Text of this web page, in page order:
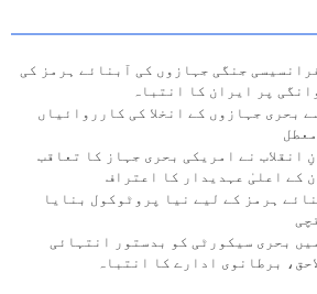
جنگی جہازوں کی آبنائے ہرمز کی
پر ایران کا انتباہ
بحری جہازوں کے انخلا کی کارروائیاں
انقلاب نے امریکی بحری جہاز کا تعاقب
کے اعلیٰ عہدیدار کا اعتراف
ہرمز کے لیے نیا پروٹوکول بنایا
بحری سیکورٹی کو بدستور انتہائی
برطانوی ادارے کا انتباہ